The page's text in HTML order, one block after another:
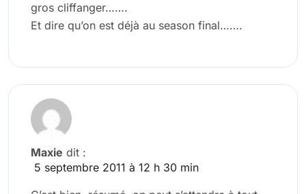
gros cliffanger…….
Et dire qu’on est déjà au season final…….
Maxie dit :
5 septembre 2011 à 12 h 30 min